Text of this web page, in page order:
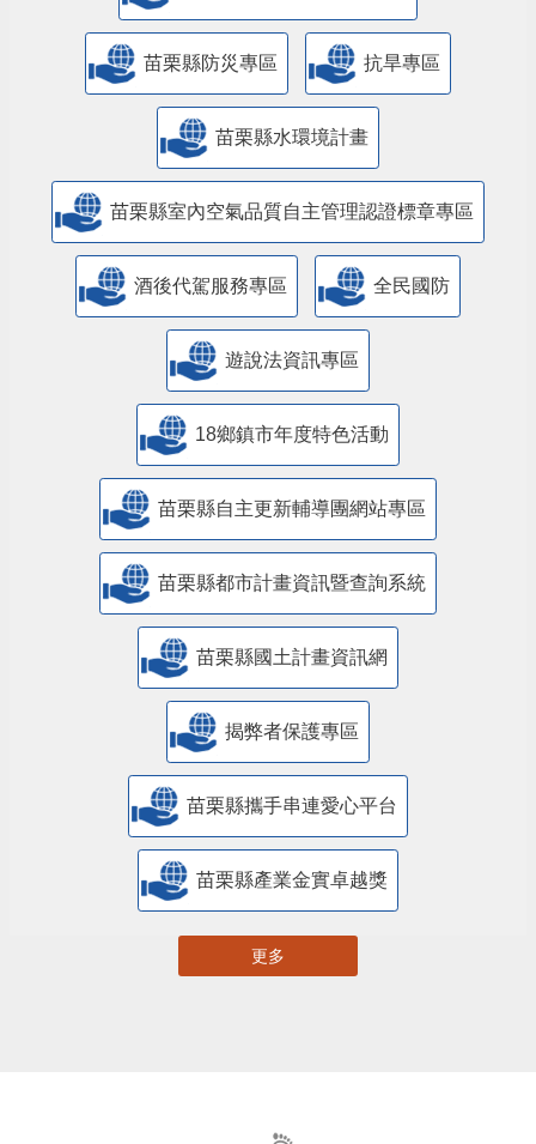
苗栗縣防災專區 抗旱專區
苗栗縣水環境計畫
苗栗縣室內空氣品質自主管理認證標章專區
酒後代駕服務專區 全民國防
遊說法資訊專區
18鄉鎮市年度特色活動
苗栗縣自主更新輔導團網站專區
苗栗縣都市計畫資訊暨查詢系統
苗栗縣國土計畫資訊網
揭弊者保護專區
苗栗縣攜手串連愛心平台
苗栗縣產業金實卓越獎
更多